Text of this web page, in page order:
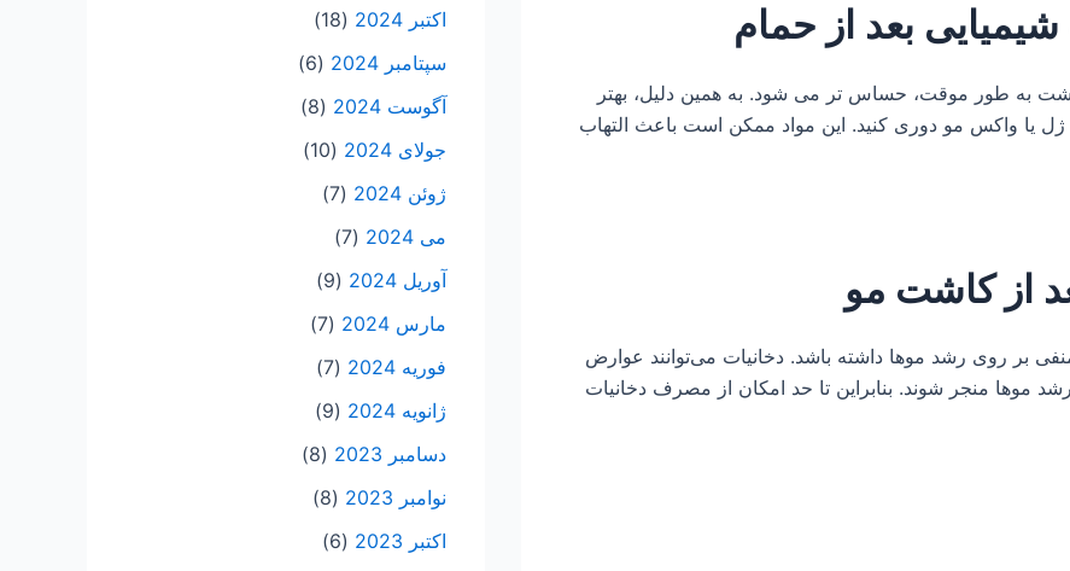
بعد از حمام
به طور موقت، حساس تر می شود. به همین دلیل، بهتر
یا واکس مو دوری کنید. این مواد ممکن است باعث التهاب
از کاشت مو
بر روی رشد موها داشته باشد. دخانیات می‌توانند عوارض
موها منجر شوند. بنابراین تا حد امکان از مصرف دخانیات
اکتبر 2024
(18)
سپتامبر 2024
(6)
آگوست 2024
(8)
جولای 2024
(10)
ژوئن 2024
(7)
می 2024
(7)
آوریل 2024
(9)
مارس 2024
(7)
فوریه 2024
(7)
ژانویه 2024
(9)
دسامبر 2023
(8)
نوامبر 2023
(8)
اکتبر 2023
(6)